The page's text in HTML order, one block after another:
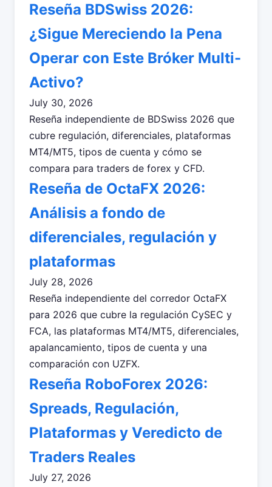
Reseña BDSwiss 2026:
¿Sigue Mereciendo la Pena
Operar con Este Bróker Multi-
Activo?
July 30, 2026
Reseña independiente de BDSwiss 2026 que
cubre regulación, diferenciales, plataformas
MT4/MT5, tipos de cuenta y cómo se
compara para traders de forex y CFD.
Reseña de OctaFX 2026:
Análisis a fondo de
diferenciales, regulación y
plataformas
July 28, 2026
Reseña independiente del corredor OctaFX
para 2026 que cubre la regulación CySEC y
FCA, las plataformas MT4/MT5, diferenciales,
apalancamiento, tipos de cuenta y una
comparación con UZFX.
Reseña RoboForex 2026:
Spreads, Regulación,
Plataformas y Veredicto de
Traders Reales
July 27, 2026